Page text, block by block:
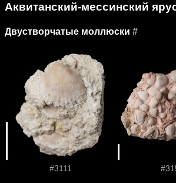
Аквитанский-мессинский
Двустворчатые моллюски #
#3111